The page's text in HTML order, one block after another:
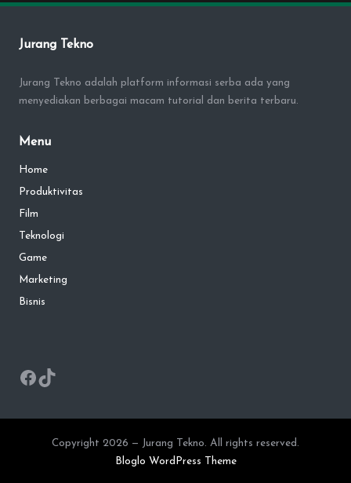
Jurang Tekno
Jurang Tekno adalah platform informasi serba ada yang
menyediakan berbagai macam tutorial dan berita terbaru.
Menu
Home
Produktivitas
Film
Teknologi
Game
Marketing
Bisnis
Facebook
TikTok
Copyright 2026 — Jurang Tekno. All rights reserved.
Bloglo WordPress Theme